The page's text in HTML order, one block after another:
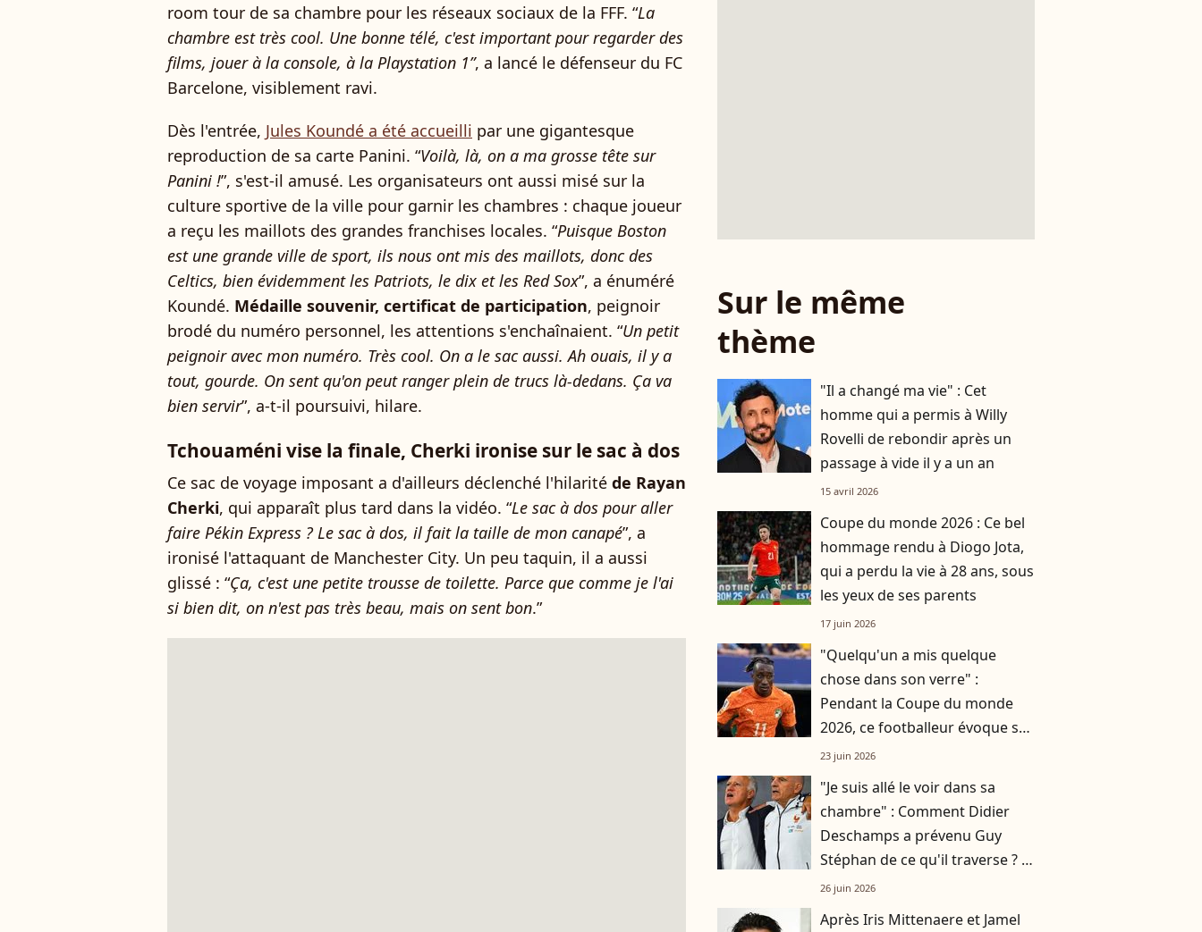
room tour de sa chambre pour les réseaux sociaux de la FFF. “La
chambre est très cool. Une bonne télé, c'est important pour regarder des
films, jouer à la console, à la Playstation 1”, a lancé le défenseur du FC
Barcelone, visiblement ravi.
Dès l'entrée, Jules Koundé a été accueilli par une gigantesque
reproduction de sa carte Panini. “Voilà, là, on a ma grosse tête sur
Panini !”, s'est-il amusé. Les organisateurs ont aussi misé sur la
culture sportive de la ville pour garnir les chambres : chaque joueur
a reçu les maillots des grandes franchises locales. “Puisque Boston
est une grande ville de sport, ils nous ont mis des maillots, donc des
Celtics, bien évidemment les Patriots, le dix et les Red Sox”, a énuméré
Koundé. Médaille souvenir, certificat de participation, peignoir
brodé du numéro personnel, les attentions s'enchaînaient. “Un petit
peignoir avec mon numéro. Très cool. On a le sac aussi. Ah ouais, il y a
tout, gourde. On sent qu'on peut ranger plein de trucs là-dedans. Ça va
bien servir”, a-t-il poursuivi, hilare.
Tchouaméni vise la finale, Cherki ironise sur le sac à dos
Ce sac de voyage imposant a d'ailleurs déclenché l'hilarité de Rayan
Cherki, qui apparaît plus tard dans la vidéo. “Le sac à dos pour aller
faire Pékin Express ? Le sac à dos, il fait la taille de mon canapé”, a
ironisé l'attaquant de Manchester City. Un peu taquin, il a aussi
glissé : “Ça, c'est une petite trousse de toilette. Parce que comme je l'ai
si bien dit, on n'est pas très beau, mais on sent bon.”
Sur le même
thème
"Il a changé ma vie" : Cet
homme qui a permis à Willy
Rovelli de rebondir après un
passage à vide il y a un an
15 avril 2026
Coupe du monde 2026 : Ce bel
hommage rendu à Diogo Jota,
qui a perdu la vie à 28 ans, sous
les yeux de ses parents
17 juin 2026
"Quelqu'un a mis quelque
chose dans son verre" :
Pendant la Coupe du monde
2026, ce footballeur évoque sa
soeur partie à 15 ans
23 juin 2026
"Je suis allé le voir dans sa
chambre" : Comment Didier
Deschamps a prévenu Guy
Stéphan de ce qu'il traverse ? A
quand son retour en Coupe du
26 juin 2026
Après Iris Mittenaere et Jamel